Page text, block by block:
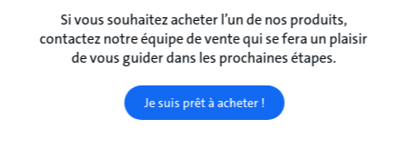
Si vous souhaitez acheter l’un de nos produits,
contactez notre équipe de vente qui se fera un plaisir
de vous guider dans les prochaines étapes.
Je suis prêt à acheter !